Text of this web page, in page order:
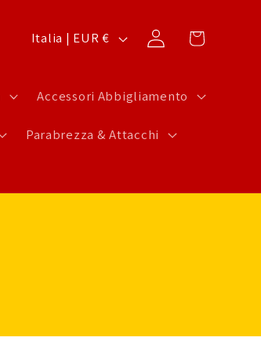
Accessori Abbigliamento
Parabrezza & Attacchi
e
A
Italia | EUR € Accedi Carrello